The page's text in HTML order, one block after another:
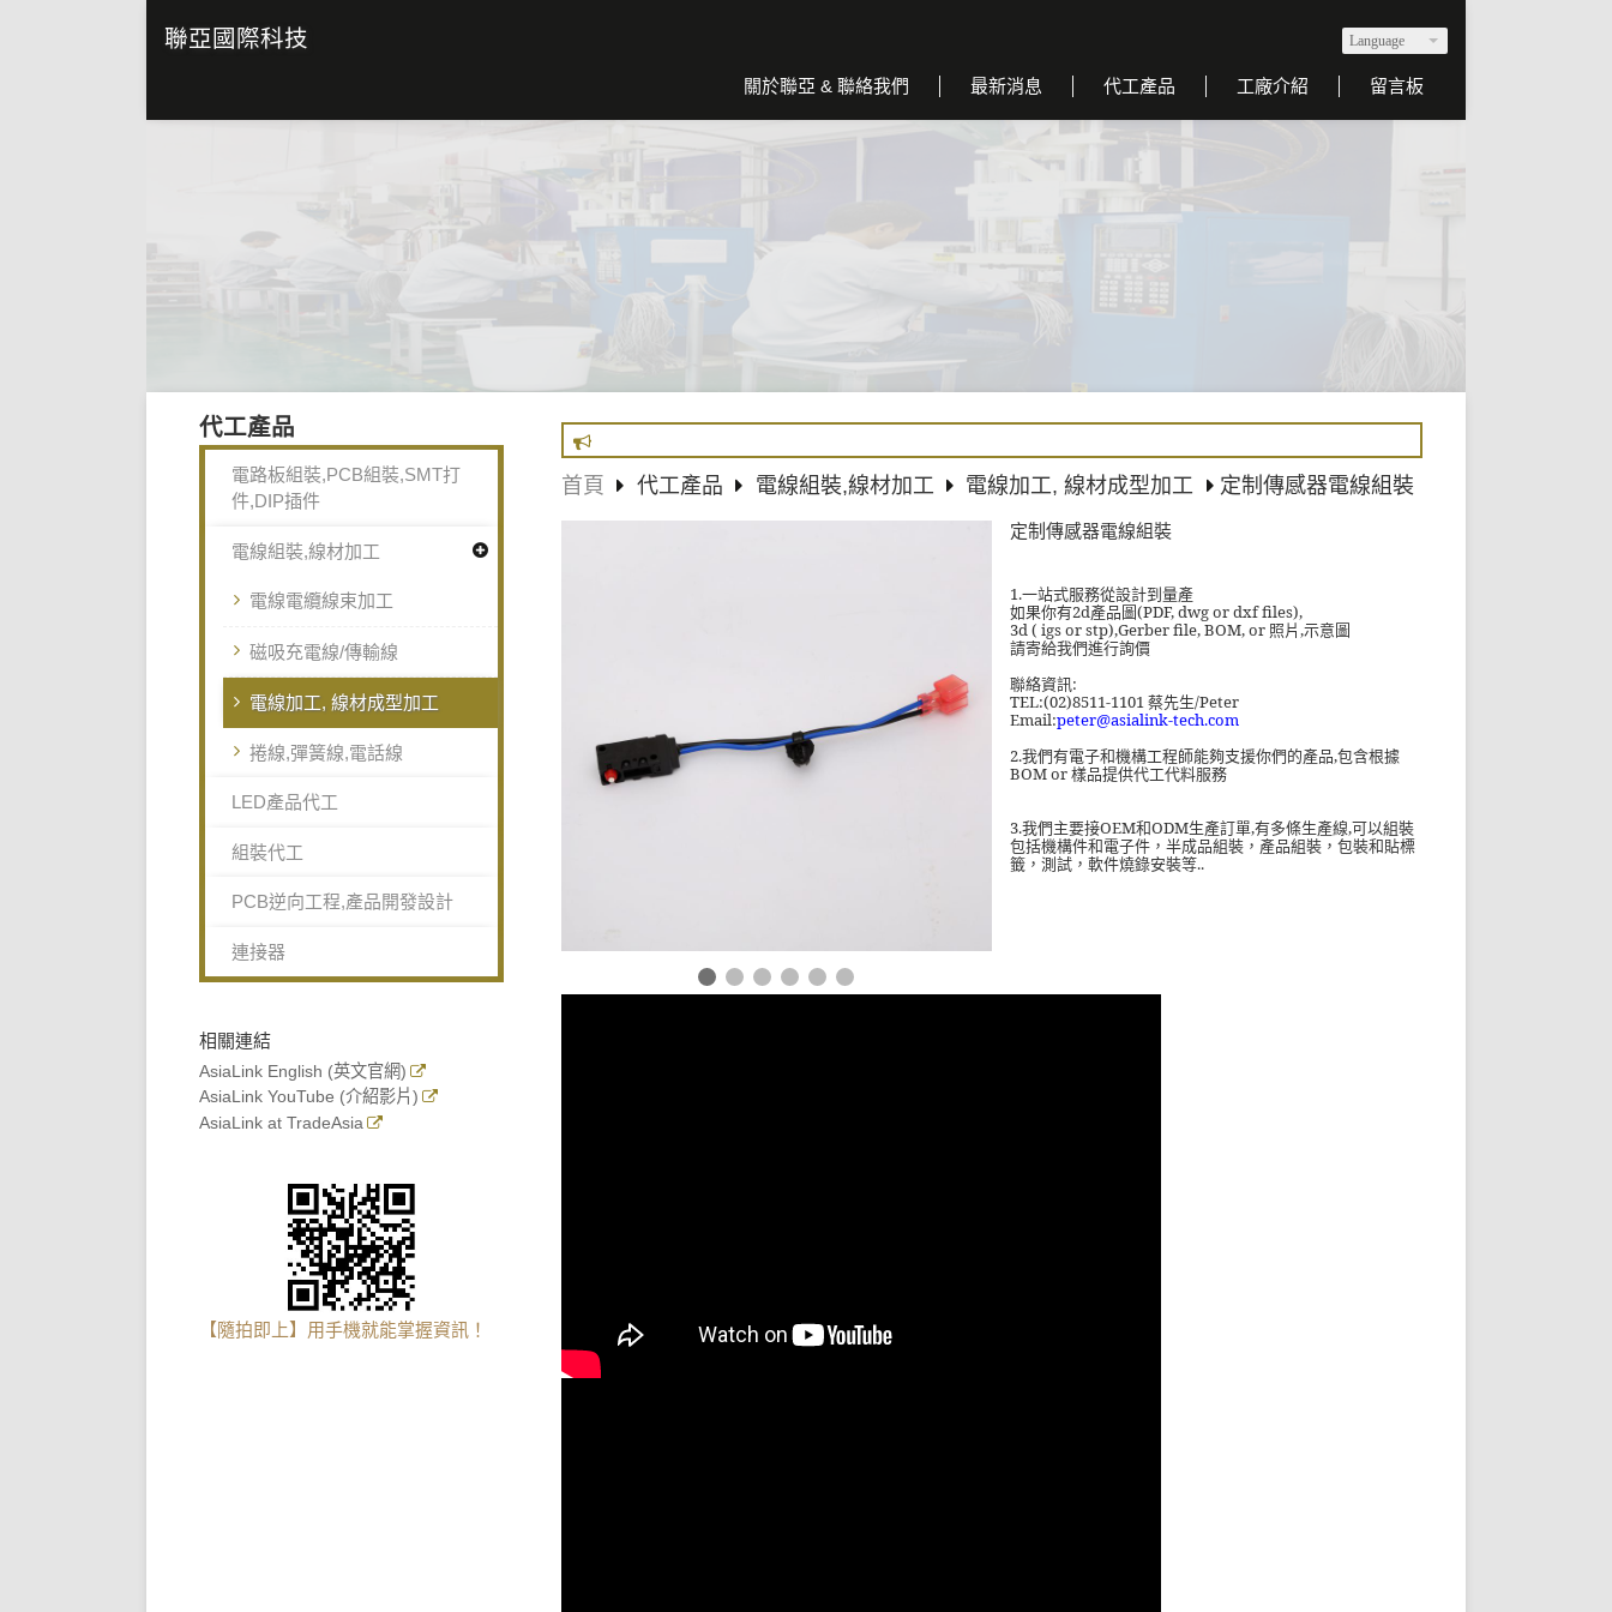
Language
聯亞國際科技
關於聯亞 & 聯絡我們 最新消息 代工產品 工廠介紹 留言板
代工產品
電路板組裝,PCB組裝,SMT打
件,DIP插件
電線組裝,線材加工
電線電纜線束加工
磁吸充電線/傳輸線
電線加工, 線材成型加工
捲線,彈簧線,電話線
LED產品代工
組裝代工
PCB逆向工程,產品開發設計
連接器
相關連結
AsiaLink English (英文官網)
AsiaLink YouTube (介紹影片)
AsiaLink at TradeAsia
【隨拍即上】用手機就能掌握資訊！
首頁 代工產品 電線組裝,線材加工 電線加工, 線材成型加工 定制傳感器電線組裝
定制傳感器電線組裝
1.一站式服務從設計到量產
如果你有2d產品圖(PDF, dwg or dxf files),
3d ( igs or stp),Gerber file, BOM, or 照片,示意圖
請寄給我們進行詢價
聯絡資訊:
TEL:(02)8511-1101 蔡先生/Peter
Email:peter@asialink-tech.com
2.我們有電子和機構工程師能夠支援你們的產品,包含根據
BOM or樣品提供代工代料服務
3.我們主要接OEM和ODM生產訂單,有多條生產線,可以組裝
包括機構件和電子件，半成品組裝，產品組裝，包裝和貼標
籤，測試，軟件燒錄安裝等..